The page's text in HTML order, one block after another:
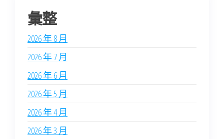
彙整
2026 年 8 月
2026 年 7 月
2026 年 6 月
2026 年 5 月
2026 年 4 月
2026 年 3 月